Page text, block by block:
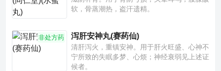
软，骨蒸潮热，盗汗遗精。
非处方药 泻肝安神丸(赛药仙)
清肝泻火，重镇安神。用于肝火旺盛、心神不
宁所致的失眠多梦、心烦；神经衰弱见上述证
候者。